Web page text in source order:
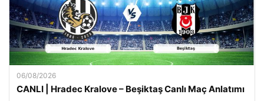
06/08/2026
CANLI | Hradec Kralove – Beşiktaş Canlı Maç Anlatımı